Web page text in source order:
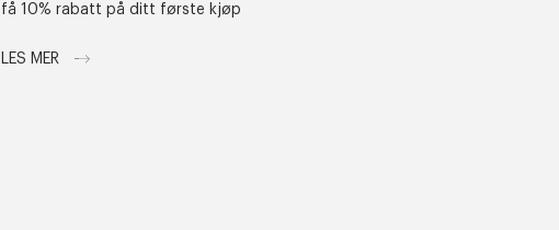
få 10% rabatt på ditt første kjøp
LES MER